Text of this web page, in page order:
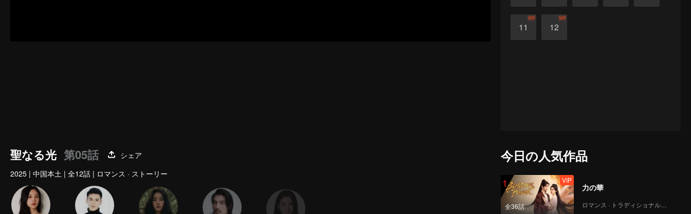
11
VIP
12
VIP
聖なる光 第05話
シェア
2025 | 中国本土 | 全12話 | ロマンス · ストーリー
今日の人気作品
1
全36話
VIP
力の華
ロマンス · トラディショナル・コスチューム